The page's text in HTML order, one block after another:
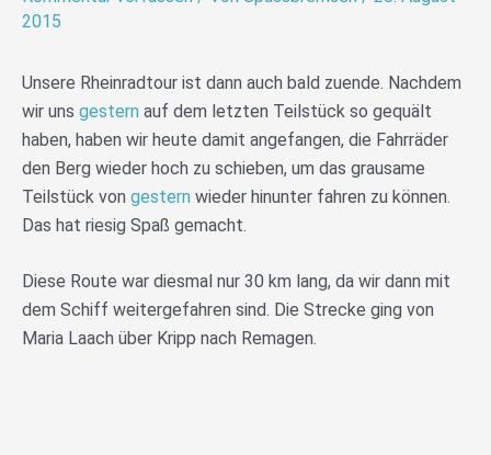
2015
Unsere Rheinradtour ist dann auch bald zuende. Nachdem
wir uns gestern auf dem letzten Teilstück so gequält
haben, haben wir heute damit angefangen, die Fahrräder
den Berg wieder hoch zu schieben, um das grausame
Teilstück von gestern wieder hinunter fahren zu können.
Das hat riesig Spaß gemacht.
Diese Route war diesmal nur 30 km lang, da wir dann mit
dem Schiff weitergefahren sind. Die Strecke ging von
Maria Laach über Kripp nach Remagen.